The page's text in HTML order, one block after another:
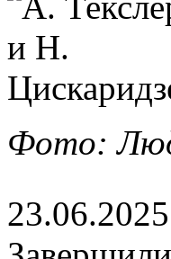
Фото:
23.06.2025